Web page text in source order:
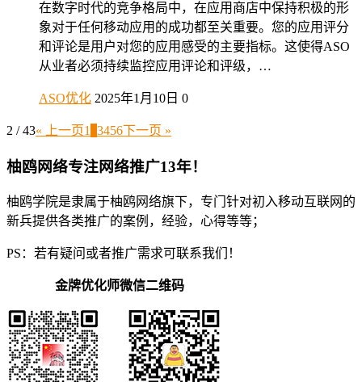
在数字时代的竞争格局中，在应用商店中保持积极的形
象对于任何移动应用的成功都至关重要。您的应用评分
和评论是用户对您的应用感受的主要指标。这使得ASO
从业者必须持续监控应用评论和评级，…
ASO优化 2025年1月10日 0
2 / 43« 上一页1 3456下一页 »
柚鸥网络专注网络推广13年！
柚鸥学院是隶属于柚鸥网络旗下，专门针对初入移动互联网的
新兵提供各类推广的案例，经验，心得等等；
PS：若有疑问或者推广需求可联系我们！
金牌优化师微信二维码